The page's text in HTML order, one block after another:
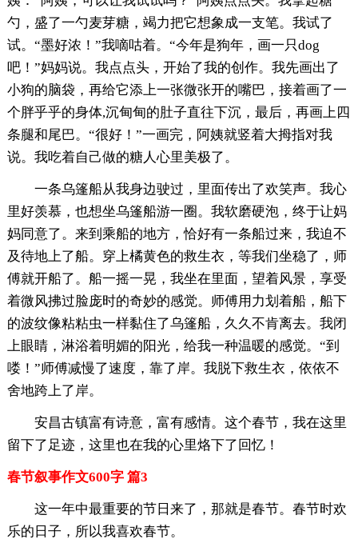
勺，盛了一勺麦芽糖，竭力把它想象成一支笔。我试了
试。“墨好浓！”我嘀咕着。“今年是狗年，画一只dog
吧！”妈妈说。我点点头，开始了我的创作。我先画出了
小狗的脑袋，再给它添上一张微张开的嘴巴，接着画了一
个胖乎乎的身体,沉甸甸的肚子直往下沉，最后，再画上四
条腿和尾巴。“很好！”一画完，阿姨就竖着大拇指对我
说。我吃着自己做的糖人心里美极了。
一条乌篷船从我身边驶过，里面传出了欢笑声。我心
里好羡慕，也想坐乌篷船游一圈。我软磨硬泡，终于让妈
妈同意了。来到乘船的地方，恰好有一条船过来，我迫不
及待地上了船。穿上橘黄色的救生衣，等我们坐稳了，师
傅就开船了。船一摇一晃，我坐在里面，望着风景，享受
着微风拂过脸庞时的奇妙的感觉。师傅用力划着船，船下
的波纹像粘粘虫一样黏住了乌篷船，久久不肯离去。我闭
上眼睛，淋浴着明媚的阳光，给我一种温暖的感觉。“到
喽！”师傅减慢了速度，靠了岸。我脱下救生衣，依依不
舍地跨上了岸。
安昌古镇富有诗意，富有感情。这个春节，我在这里
留下了足迹，这里也在我的心里烙下了回忆！
春节叙事作文600字 篇3
这一年中最重要的节日来了，那就是春节。春节时欢
乐的日子，所以我喜欢春节。